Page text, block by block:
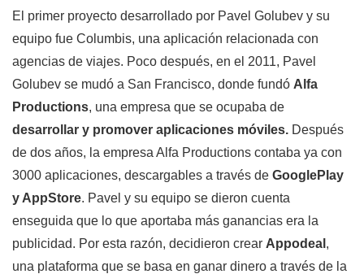
El primer proyecto desarrollado por Pavel Golubev y su
equipo fue Columbis, una aplicación relacionada con
agencias de viajes. Poco después, en el 2011, Pavel
Golubev se mudó a San Francisco, donde fundó Alfa
Productions, una empresa que se ocupaba de
desarrollar y promover aplicaciones móviles. Después
de dos años, la empresa Alfa Productions contaba ya con
3000 aplicaciones, descargables a través de GooglePlay
y AppStore. Pavel y su equipo se dieron cuenta
enseguida que lo que aportaba más ganancias era la
publicidad. Por esta razón, decidieron crear Appodeal ,
una plataforma que se basa en ganar dinero a través de la